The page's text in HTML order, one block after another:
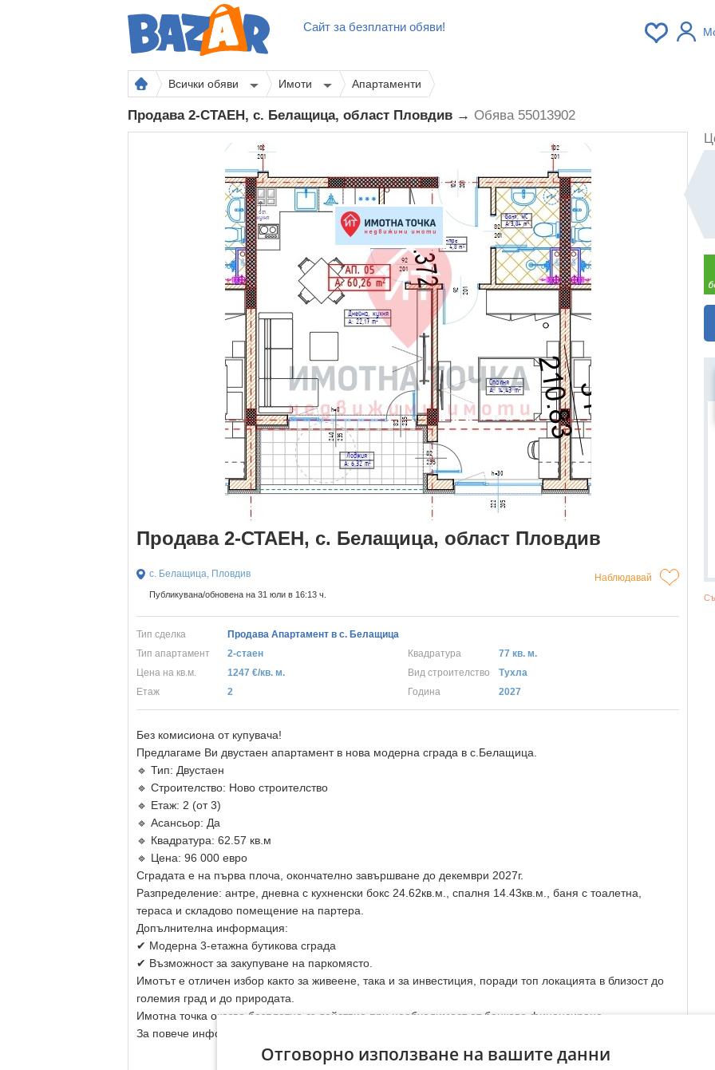
Сайт за безплатни обяви!
Всички обяви Имоти Апартаменти
Продава 2-СТАЕН, с. Белащица, област Пловдив → Обява 55013902
Продава 2-СТАЕН, с. Белащица, област Пловдив
с. Белащица, Пловдив Наблюдавай
Публикувана/обновена на 31 юли в 16:13 ч.
Тип сделка
Продава Апартамент в с. Белащица
Тип апартамент
2-стаен Квадратура
77 кв. м.
Цена на кв.м.
1247 €/кв. м. Вид строителство
Тухла
Eтаж
2 Година 2027
Без комисиона от купувача!
Предлагаме Ви двустаен апартамент в нова модерна сграда в с.Белащица.
🔹 Тип: Двустаен
🔹 Строителство: Ново строителство
🔹 Етаж: 2 (от 3)
🔹 Асансьор: Да
🔹 Квадратура: 62.57 кв.м
🔹 Цена: 96 000 евро
Сградата е на първа плоча, окончателно завършване до декември 2027г.
Разпределение: антре, дневна с кухненски бокс 24.62кв.м., спалня 14.43кв.м., баня с тоалетна,
тераса и складово помещение на партера.
Допълнителна информация:
✔ Модерна 3-етажна бутикова сграда
✔ Възможност за закупуване на паркомясто.
Имотът е отличен избор както за живеене, така и за инвестиция, поради топ локацията в близост до
големия град и до природата.
Имотна точка оказва безплатно съдействие при необходимост от банково финансиране.
За повече информация и оглед свържете се с нас.
Отговорно използване на вашите данни